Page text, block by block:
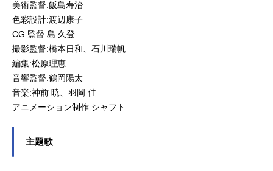
美術監督:飯島寿治
色彩設計:渡辺康子
CG 監督:島 久登
撮影監督:橋本日和、石川瑞帆
編集:松原理恵
音響監督:鶴岡陽太
音楽:神前 暁、羽岡 佳
アニメーション制作:シャフト
主題歌